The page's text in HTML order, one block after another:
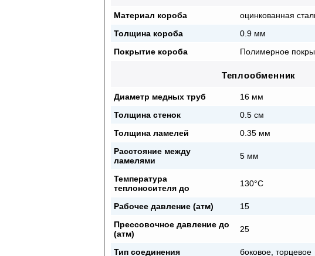
Материал короба
оцинкованная
Толщина короба
0.9 мм
Покрытие короба
Полимерное
Теплообменник
Диаметр медных труб
16 мм
Толщина стенок
0.5 см
Толщина ламелей
0.35 мм
Расстояние между
ламелями
5 мм
Температура
теплоносителя до
130°C
Рабочее давление (атм)
15
Прессовочное давление до
(атм)
25
Тип соединения
боковое, торцевое